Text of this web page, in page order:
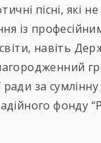
пісні, які
із
навіть
за
фонду